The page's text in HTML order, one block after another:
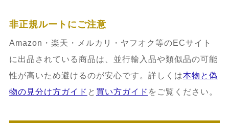
非正規ルートにご注意
Amazon・楽天・メルカリ・ヤフオク等のECサイト
に出品されている商品は、並行輸入品や類似品の可能
性が高いため避けるのが安心です。詳しくは本物と偽
物の見分け方ガイド と 買い方ガイド をご覧ください。